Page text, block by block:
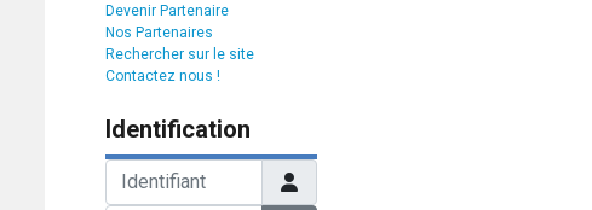
Devenir Partenaire
Nos Partenaires
Rechercher sur le site
Contactez nous !
Identification